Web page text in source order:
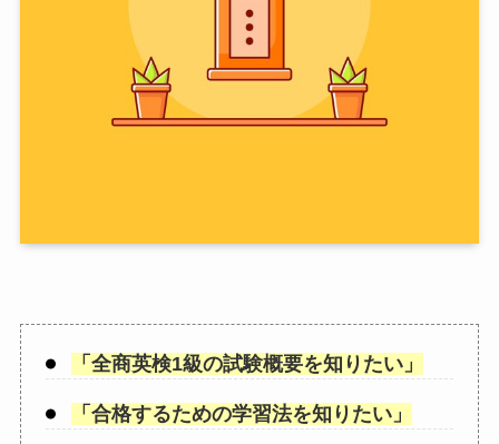
「 全商英検1級の試験概要を知りたい」
「 合格するための学習法を知りたい」